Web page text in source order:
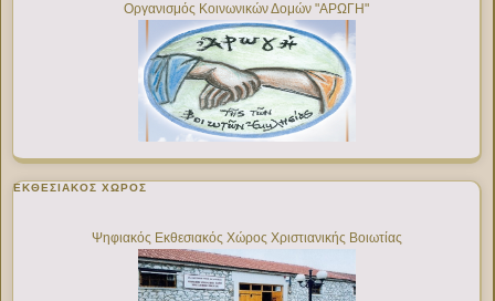
Οργανισμός Κοινωνικών Δομών "ΑΡΩΓΗ"
ΕΚΘΕΣΙΑΚΌΣ ΧΏΡΟΣ
Ψηφιακός Εκθεσιακός Χώρος Χριστιανικής Βοιωτίας